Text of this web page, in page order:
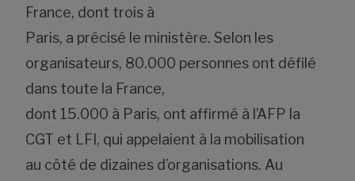
France, dont trois à
Paris, a précisé le ministère. Selon les
organisateurs, 80.000 personnes ont défilé
dans toute la France,
dont 15.000 à Paris, ont affirmé à l’AFP la
CGT et LFI, qui appelaient à la mobilisation
au côté de dizaines d’organisations. Au